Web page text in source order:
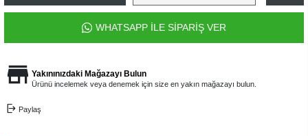
WHATSAPP İLE SİPARİŞ VER
Yakınınızdaki Mağazayı Bulun
Ürünü incelemek veya denemek için size en yakın mağazayı bulun.
Paylaş